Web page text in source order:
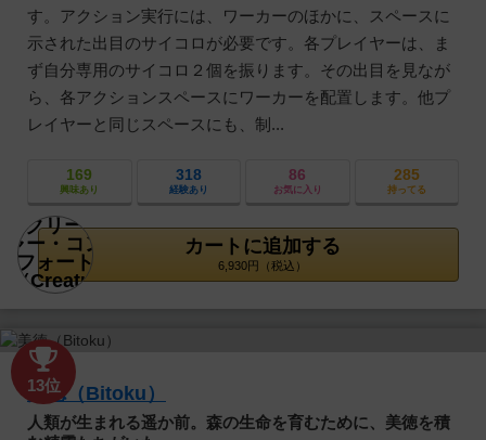
す。アクション実行には、ワーカーのほかに、スペースに
示された出目のサイコロが必要です。各プレイヤーは、ま
ず自分専用のサイコロ２個を振ります。その出目を見なが
ら、各アクションスペースにワーカーを配置します。他プ
レイヤーと同じスペースにも、制...
169
興味あり
318
経験あり
86
お気に入り
285
持ってる
カートに追加する
6,930円（税込）
13位
美徳（Bitoku）
人類が生まれる遥か前。森の生命を育むために、美徳を積